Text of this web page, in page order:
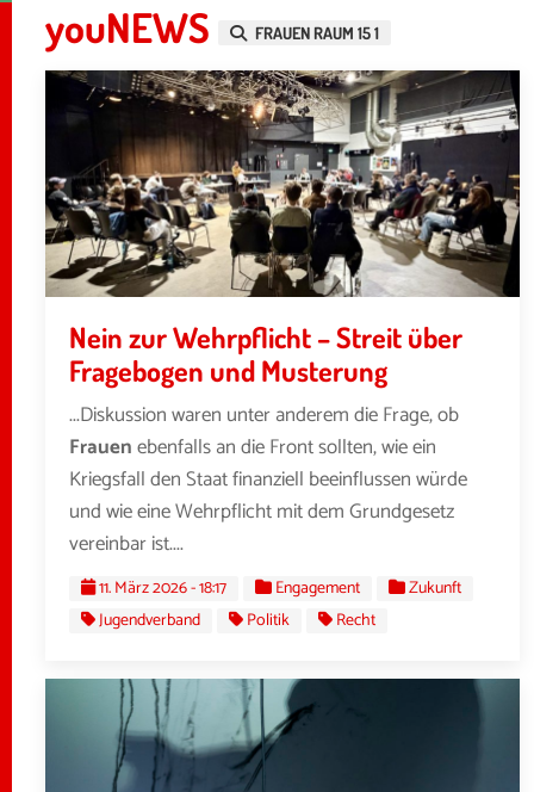
youNEWS FRAUEN RAUM 15 1
Nein zur Wehrpflicht – Streit über
Fragebogen und Musterung
...Diskussion waren unter anderem die Frage, ob
Frauenebenfalls an die Front sollten, wie ein
Kriegsfall den Staat finanziell beeinflussen würde
und wie eine Wehrpflicht mit dem Grundgesetz
vereinbar ist....
11. März 2026 - 18:17 Engagement
Zukunft
Jugendverband
Politik Recht